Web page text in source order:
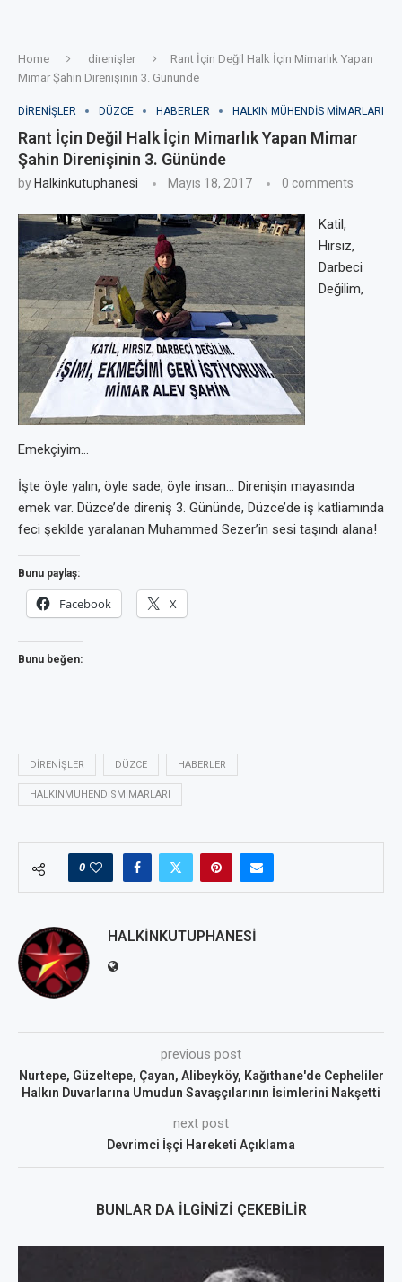
Home direnişler
Rant İçin Değil Halk İçin Mimarlık Yapan
Mimar Şahin Direnişinin 3. Gününde
DIRENIŞLER DÜZCE HABERLER HALKIN MÜHENDIS MIMARLARI
Rant İçin Değil Halk İçin Mimarlık Yapan Mimar
Şahin Direnişinin 3. Gününde
by Halkinkutuphanesi Mayıs 18, 2017 0 comments
Katil,
Hırsız,
Darbeci
Değilim,
Emekçiyim…
İşte öyle yalın, öyle sade, öyle insan… Direnişin mayasında
emek var. Düzce’de direniş 3. Gününde, Düzce’de iş katliamında
feci şekilde yaralanan Muhammed Sezer’in sesi taşındı alana!
Bunu paylaş:
Facebook X
Bunu beğen:
DIRENIŞLER DÜZCE HABERLER
HALKINMÜHENDISMIMARLARI
0
HALKINKUTUPHANESI
previous post
Nurtepe, Güzeltepe, Çayan, Alibeyköy, Kağıthane'de Cepheliler
Halkın Duvarlarına Umudun Savaşçılarının İsimlerini Nakşetti
next post
Devrimci İşçi Hareketi Açıklama
BUNLAR DA İLGINIZI ÇEKEBILIR